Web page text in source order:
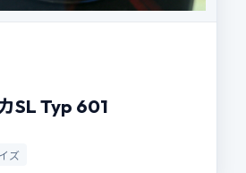
SL Typ 601
ズ